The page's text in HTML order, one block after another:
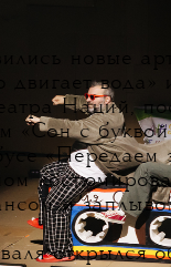
вода»
Наций,
«Сон с буквой
«Передаем
и
открылся